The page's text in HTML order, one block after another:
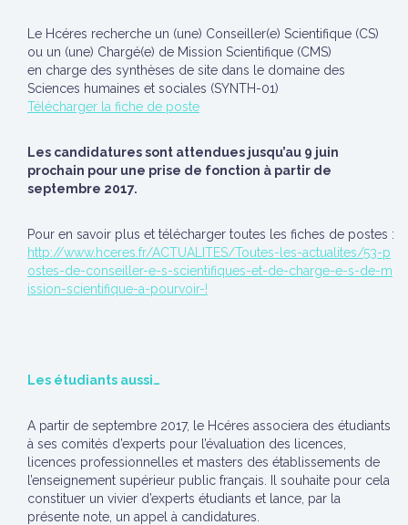
Le Hcéres recherche un (une) Conseiller(e) Scientifique (CS)
ou un (une) Chargé(e) de Mission Scientifique (CMS)
en charge des synthèses de site dans le domaine des
Sciences humaines et sociales (SYNTH-01)
Télécharger la fiche de poste
Les candidatures sont attendues jusqu’au 9 juin
prochain pour une prise de fonction à partir de
septembre 2017.
Pour en savoir plus et télécharger toutes les fiches de postes :
http://www.hceres.fr/ACTUALITES/Toutes-les-actualites/53-p
ostes-de-conseiller-e-s-scientifiques-et-de-charge-e-s-de-m
ission-scientifique-a-pourvoir-!
Les étudiants aussi…
A partir de septembre 2017, le Hcéres associera des étudiants
à ses comités d’experts pour l’évaluation des licences,
licences professionnelles et masters des établissements de
l’enseignement supérieur public français. Il souhaite pour cela
constituer un vivier d’experts étudiants et lance, par la
présente note, un appel à candidatures.